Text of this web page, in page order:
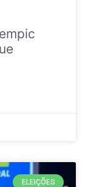
ELEIÇÕES